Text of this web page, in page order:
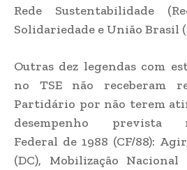
Rede Sustentabilidade
Solidariedade e União Brasil
Outras dez legendas com
no TSE não receberam
Partidário por não terem
desempenho prevista
Federal de 1988 (CF/88):
(DC), Mobilização